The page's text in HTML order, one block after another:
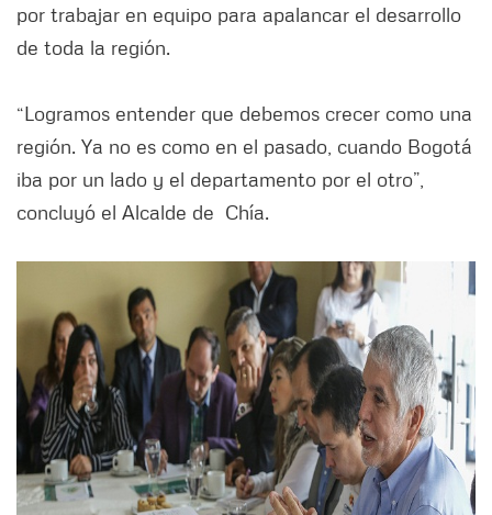
por trabajar en equipo para apalancar el desarrollo
de toda la región.
“Logramos entender que debemos crecer como una
región. Ya no es como en el pasado, cuando Bogotá
iba por un lado y el departamento por el otro”,
concluyó el Alcalde de Chía.